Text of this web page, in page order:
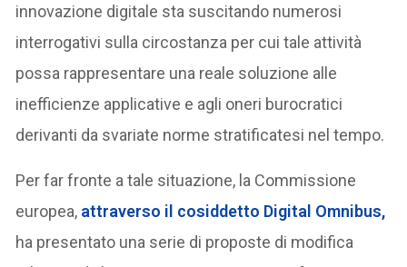
innovazione digitale sta suscitando numerosi
interrogativi sulla circostanza per cui tale attività
possa rappresentare una reale soluzione alle
inefficienze applicative e agli oneri burocratici
derivanti da svariate norme stratificatesi nel tempo.
Per far fronte a tale situazione, la Commissione
europea, attraverso il cosiddetto Digital Omnibus,
ha presentato una serie di proposte di modifica